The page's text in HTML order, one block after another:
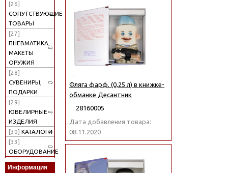
[26]
СОПУТСТВУЮЩИЕ
ТОВАРЫ
[27]
ПНЕВМАТИКА,
МАКЕТЫ
ОРУЖИЯ
[28]
СУВЕНИРЫ,
ПОДАРКИ
[29]
ЮВЕЛИРНЫЕ
ИЗДЕЛИЯ
[30] КАТАЛОГИ
[33]
ОБОРУДОВАНИЕ
Информация
Фляга фарф. (0,25 л) в книжке-
обманке Десантник
28160005
Дата добавления товара:
08.11.2020